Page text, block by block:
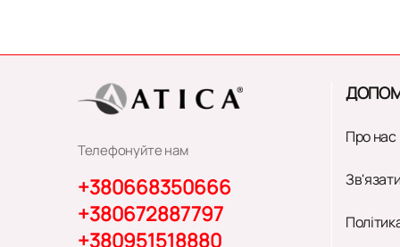
Телефонуйте нам
+380668350666
+380672887797
+380951518880
Про нас